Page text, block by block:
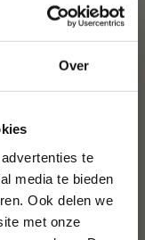
Over
te
media te bieden
Ook delen we
met onze
Ons
vandaag